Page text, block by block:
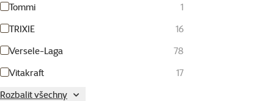
Tommi
1
TRIXIE
16
Versele-Laga
78
Vitakraft
17
Rozbalit všechny